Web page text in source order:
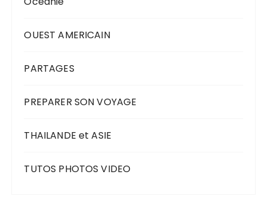
OUEST AMERICAIN
PARTAGES
PREPARER SON VOYAGE
THAILANDE et ASIE
TUTOS PHOTOS VIDEO